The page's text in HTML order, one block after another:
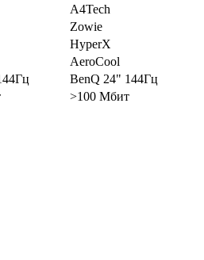
A4Tech
Zowie
HyperX
AeroCool
BenQ 24" 144Гц
>100 Мбит